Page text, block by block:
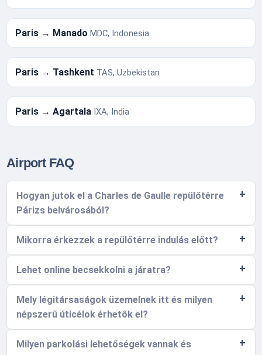
Paris → ManadoMDC, Indonesia
Paris → Tashkent TAS, Uzbekistan
Paris → Agartala IXA, India
Airport FAQ
Hogyan jutok el a Charles de Gaulle repülőtérre
Párizs belvárosából?
Mikorra érkezzek a repülőtérre indulás előtt?
Lehet online becsekkolni a járatra?
Mely légitársaságok üzemelnek itt és milyen
népszerű úticélok érhetők el?
Milyen parkolási lehetőségek vannak és